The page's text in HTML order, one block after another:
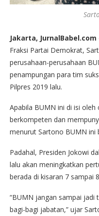
Jakarta, JurnalBabel.com
Fraksi Partai Demokrat,
perusahaan-perusahaan
penampungan para tim
Pilpres 2019 lalu.
Apabila BUMN ini di isi
berkompeten dan
menurut Sartono BUMN ini
Padahal, Presiden Jokowi
lalu akan meningkatkan
berada di kisaran 7 sampai
“BUMN jangan sampai jadi
bagi-bagi jabatan,” ujar